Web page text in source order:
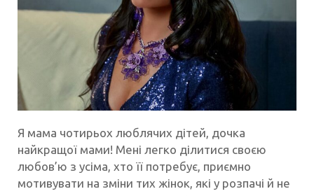
Я мама чотирьох люблячих дітей, дочка
найкращої мами! Мені легко ділитися своєю
любов’ю з усіма, хто її потребує, приємно
мотивувати на зміни тих жінок, які у розпачі й не